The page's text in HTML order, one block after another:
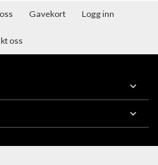
Gavekort Logg inn
oss